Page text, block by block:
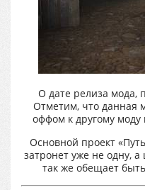
О дате релиза мода,
Отметим, что данная
оффом к другому моду
Основной проект
затронет уже не одну,
так же обещает